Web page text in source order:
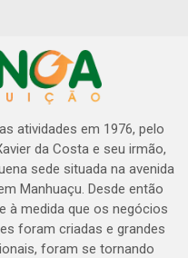
atividades em 1976, pelo
da Costa e seu irmão,
sede situada na avenida
Manhuaçu. Desde então
à medida que os negócios
foram criadas e grandes
foram se tornando